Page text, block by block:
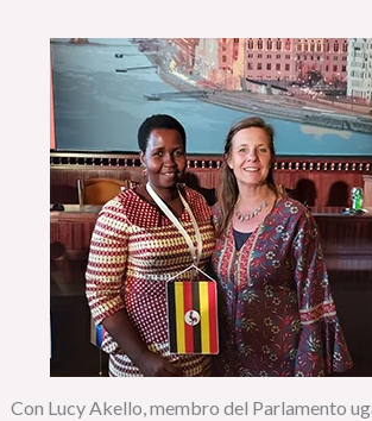
Con Lucy Akello, membro del Parlamento